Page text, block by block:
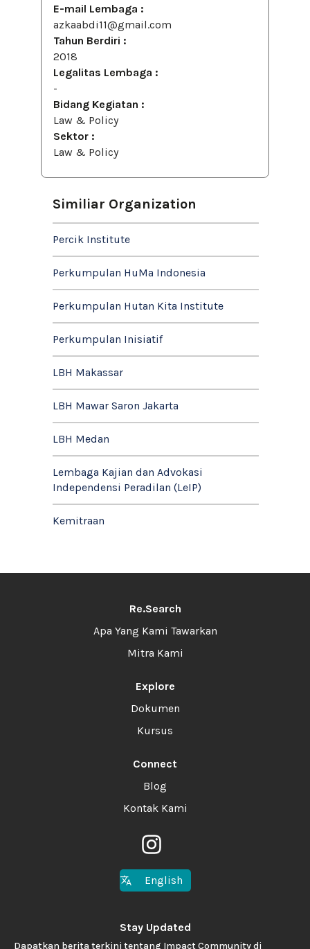
E-mail Lembaga :
azkaabdi11@gmail.com
Tahun Berdiri :
2018
Legalitas Lembaga :
-
Bidang Kegiatan :
Law & Policy
Sektor :
Law & Policy
Similiar Organization
Percik Institute
Perkumpulan HuMa Indonesia
Perkumpulan Hutan Kita Institute
Perkumpulan Inisiatif
LBH Makassar
LBH Mawar Saron Jakarta
LBH Medan
Lembaga Kajian dan Advokasi
Independensi Peradilan (LeIP)
Kemitraan
Re.Search
Apa Yang Kami Tawarkan
Mitra Kami
Explore
Dokumen
Kursus
Connect
Blog
Kontak Kami
English
Stay Updated
Dapatkan berita terkini tentang Impact Community di